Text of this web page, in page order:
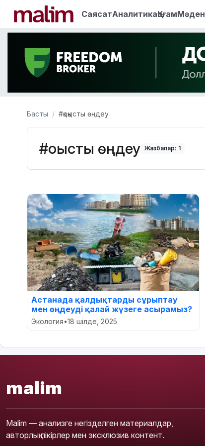
СаясатАналитикаҚоғам
Басты #қоқысты өңдеу
#қоқысты өңдеу Жазбалар: 1
Астанада қалдықтарды сұрыптау
мен өңдеуді қалай жүзеге асырамыз?
Экология•18 шілде, 2025
malim
Malim — анализге негізделген материалдар,
авторлық пікірлер мен эксклюзив контент.